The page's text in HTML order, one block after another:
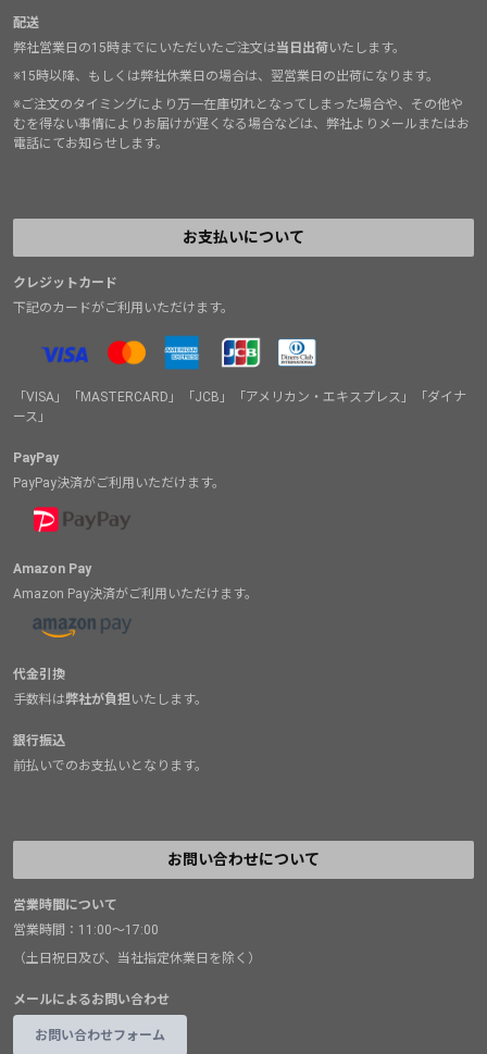
配送
弊社営業日の15時までにいただいたご注文は当日出荷いたします。
※15時以降、もしくは弊社休業日の場合は、翌営業日の出荷になります。
※ご注文のタイミングにより万一在庫切れとなってしまった場合や、その他や
むを得ない事情によりお届けが遅くなる場合などは、弊社よりメールまたはお
電話にてお知らせします。
お支払いについて
クレジットカード
下記のカードがご利用いただけます。
「VISA」「MASTERCARD」「JCB」「アメリカン・エキスプレス」「ダイナ
ース」
PayPay
PayPay決済がご利用いただけます。
Amazon Pay
Amazon Pay決済がご利用いただけます。
代金引換
手数料は弊社が負担 いたします。
銀行振込
前払いでのお支払いとなります。
お問い合わせについて
営業時間について
営業時間：11:00～17:00
（土日祝日及び、当社指定休業日を除く）
メールによるお問い合わせ
お問い合わせフォーム